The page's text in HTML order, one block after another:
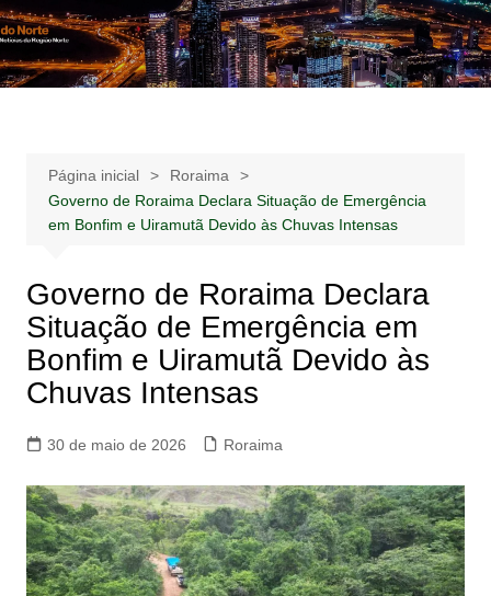
Ir
para
o
Notícias –
Publicidades –
Notícias – Publicidades – Anúncios
Página inicial
Roraima
Governo de Roraima Declara Situação de Emergência
em Bonfim e Uiramutã Devido às Chuvas Intensas
Governo de Roraima Declara
Situação de Emergência em
Bonfim e Uiramutã Devido às
Chuvas Intensas
30 de maio de 2026 Roraima